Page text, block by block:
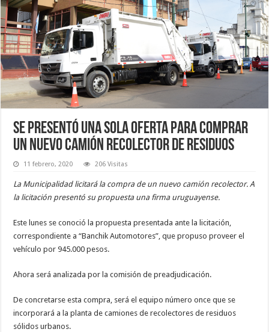
Se presentó una sola oferta para comprar
un nuevo camión recolector de residuos
11 febrero, 2020 206 Visitas
La Municipalidad licitará la compra de un nuevo camión recolector. A
la licitación presentó su propuesta una firma uruguayense.
Este lunes se conoció la propuesta presentada ante la licitación,
correspondiente a “Banchik Automotores”, que propuso proveer el
vehículo por 945.000 pesos.
Ahora será analizada por la comisión de preadjudicación.
De concretarse esta compra, será el equipo número once que se
incorporará a la planta de camiones de recolectores de residuos
sólidos urbanos.